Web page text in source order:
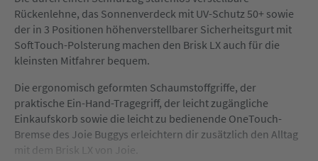
Rückenlehne, das Sonnenverdeck mit UV-Schutz 50+ sowie
der in 3 Positionen höhenverstellbarer Sicherheitsgurt mit
SoftTouch-Polsterung machen den Brisk LX auch für die
kleinsten Mitfahrer bequem.
Die ergonomisch geformten Schaumstoffgriffe, der
praktische Ein-Hand-Tragegriff, der leicht zugängliche
Einkaufskorb sowie die leicht zu bedienende OneTouch-
Bremse des Joie Buggys erleichtern dir zusätzlich den Alltag
mit dem Brisk LX von Joie.